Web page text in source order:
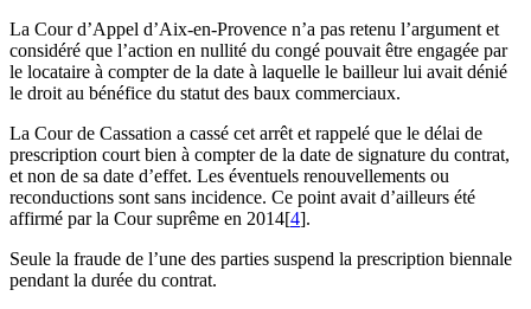
La Cour d’Appel d’Aix-en-Provence n’a pas retenu l’argument et
considéré que l’action en nullité du congé pouvait être engagée par
le locataire à compter de la date à laquelle le bailleur lui avait dénié
le droit au bénéfice du statut des baux commerciaux.
La Cour de Cassation a cassé cet arrêt et rappelé que le délai de
prescription court bien à compter de la date de signature du contrat,
et non de sa date d’effet. Les éventuels renouvellements ou
reconductions sont sans incidence. Ce point avait d’ailleurs été
affirmé par la Cour suprême en 2014[4].
Seule la fraude de l’une des parties suspend la prescription biennale
pendant la durée du contrat.